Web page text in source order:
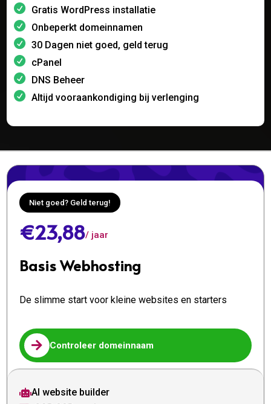
Gratis WordPress installatie
Onbeperkt domeinnamen
30 Dagen niet goed, geld terug
cPanel
DNS Beheer
Altijd vooraankondiging bij verlenging
Niet goed? Geld terug!
€23,88/ jaar
Basis Webhosting
De slimme start voor kleine websites en starters
 Controleer domeinnaam
AI website builder